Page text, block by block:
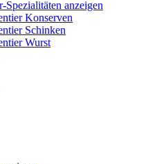
Spezialitäten anzeigen
Konserven
Schinken
Wurst